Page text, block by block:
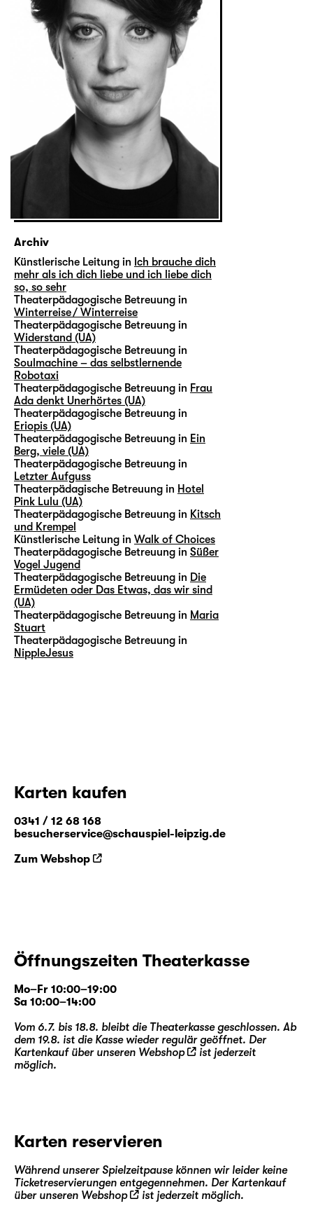
Archiv
Künstlerische Leitung in Ich brauche dich
mehr als ich dich liebe und ich liebe dich
so, so sehr
Theaterpädagogische Betreuung in
Winterreise / Winterreise
Theaterpädagogische Betreuung in
Widerstand (UA)
Theaterpädagogische Betreuung in
Soulmachine – das selbstlernende
Robotaxi
Theaterpädagogische Betreuung in Frau
Ada denkt Unerhörtes (UA)
Theaterpädagogische Betreuung in
Eriopis (UA)
Theaterpädagogische Betreuung in Ein
Berg, viele (UA)
Theaterpädagogische Betreuung in
Letzter Aufguss
Theaterpädagische Betreuung in Hotel
Pink Lulu (UA)
Theaterpädagogische Betreuung in Kitsch
und Krempel
Künstlerische Leitung in Walk of Choices
Theaterpädagogische Betreuung in Süßer
Vogel Jugend
Theaterpädagogische Betreuung in Die
Ermüdeten oder Das Etwas, das wir sind
(UA)
Theaterpädagogische Betreuung in Maria
Stuart
Theaterpädagogische Betreuung in
NippleJesus
Karten kaufen
0341 / 12 68 168
besucherservice@schauspiel-leipzig.de
Zum Webshop
Öffnungszeiten Theaterkasse
Mo–Fr 10:00–19:00
Sa 10:00–14:00
Vom 6.7. bis 18.8. bleibt die Theaterkasse geschlossen. Ab
dem 19.8. ist die Kasse wieder regulär geöffnet. Der
Kartenkauf über unseren Webshop
ist jederzeit
möglich.
Karten reservieren
Während unserer Spielzeitpause können wir leider keine
Ticketreservierungen entgegennehmen. Der Kartenkauf
über unseren Webshop ist jederzeit möglich.